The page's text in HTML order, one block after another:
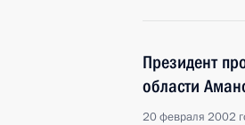
Президент
области
20 февраля 2002